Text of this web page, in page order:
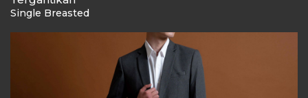
Single Breasted